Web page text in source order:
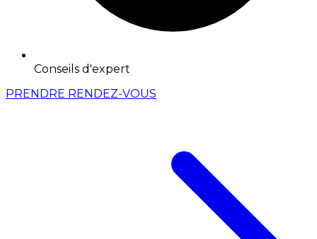
Conseils d'expert
PRENDRE RENDEZ-VOUS